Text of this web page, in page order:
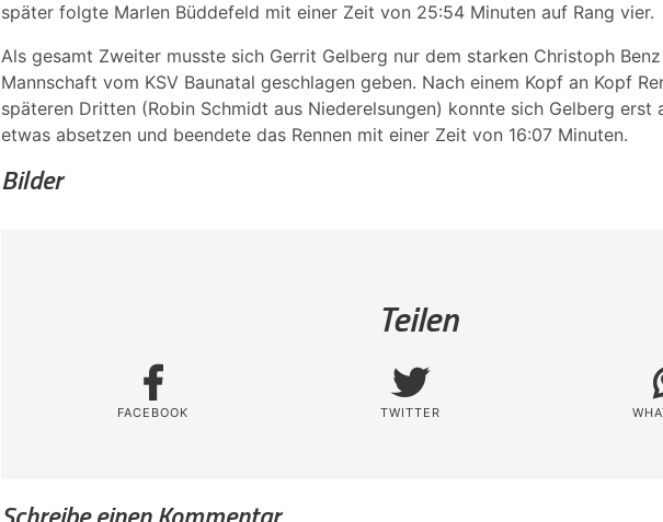
später folgte Marlen Büddefeld mit einer Zeit von 25:54 Minuten auf Rang vier.
Als gesamt Zweiter musste sich Gerrit Gelberg nur dem starken Christoph
Mannschaft vom KSV Baunatal geschlagen geben. Nach einem Kopf an Kopf
späteren Dritten (Robin Schmidt aus Niederelsungen) konnte sich Gelberg erst
etwas absetzen und beendete das Rennen mit einer Zeit von 16:07 Minuten.
Bilder
Teilen
FACEBOOK TWITTER